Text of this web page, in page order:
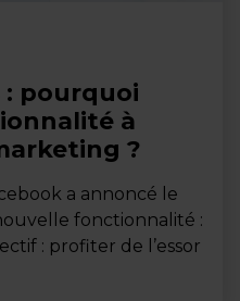
: pourquoi
à
?
a annoncé le
fonctionnalité :
: profiter de l’essor